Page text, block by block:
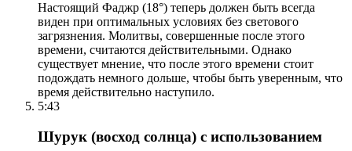
Настоящий Фаджр (18°) теперь должен быть всегда
виден при оптимальных условиях без светового
загрязнения. Молитвы, совершенные после этого
времени, считаются действительными. Однако
существует мнение, что после этого времени стоит
подождать немного дольше, чтобы быть уверенным, что
время действительно наступило.
5:43
Шурук (восход солнца) с использованием